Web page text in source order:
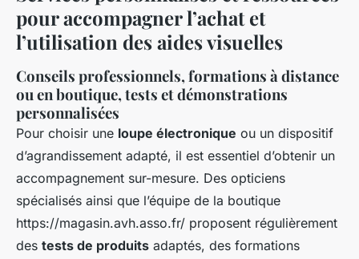
pour accompagner l’achat et
l’utilisation des aides visuelles
Conseils professionnels, formations à distance
ou en boutique, tests et démonstrations
personnalisées
Pour choisir une loupe électronique ou un dispositif
d’agrandissement adapté, il est essentiel d’obtenir un
accompagnement sur-mesure. Des opticiens
spécialisés ainsi que l’équipe de la boutique
https://magasin.avh.asso.fr/ proposent régulièrement
des tests de produits adaptés, des formations